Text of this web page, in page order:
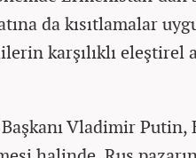
da kısıtlamalar
karşılıklı eleştirel
Vladimir Putin,